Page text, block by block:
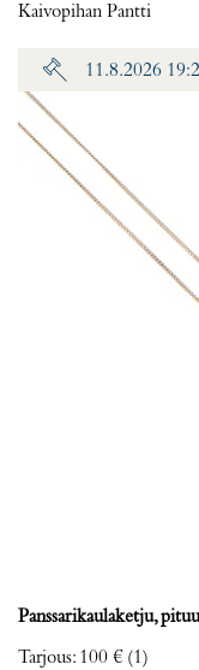
Kaivopihan Pantti
11.8.2026
Panssarikaulaketju,
Tarjous: 100 € (1)